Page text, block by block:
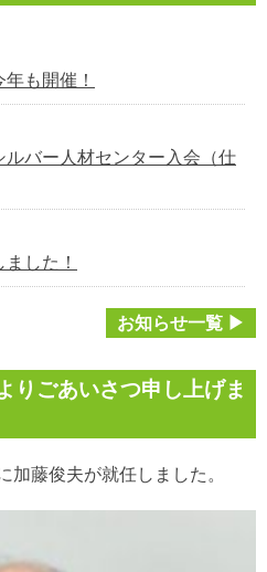
も開催！
バー人材センター入会（仕
した！
お知らせ一覧 ▶
ごあいさつ申し上げま
加藤俊夫が就任しました。